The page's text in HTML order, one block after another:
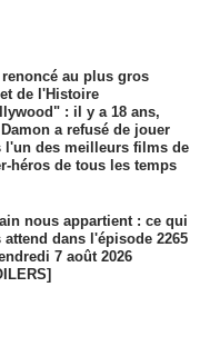
au plus gros
de l'Histoire
: il y a 18 ans,
Damon a refusé de jouer
l'un des meilleurs films de
héros de tous les temps
nous appartient : ce qui
attend dans l'épisode 2265
7 août 2026